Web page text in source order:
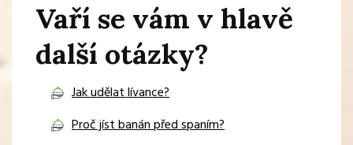
Vaří se vám v hlavě
další otázky?
Jak udělat lívance?
Proč jíst banán před spaním?